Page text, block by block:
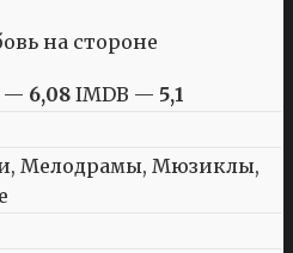
— 6,08 IMDB — 5,1
Мелодрамы, Мюзиклы,